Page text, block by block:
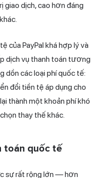
dịch, cao hơn đáng
của PayPal khá hợp lý và
dịch vụ thanh toán tương
dồn các loại phí quốc tế:
đổi tiền tệ áp dụng cho
thành một khoản phí khó
thay thế khác.
toán quốc tế
sự rất rộng lớn — hơn